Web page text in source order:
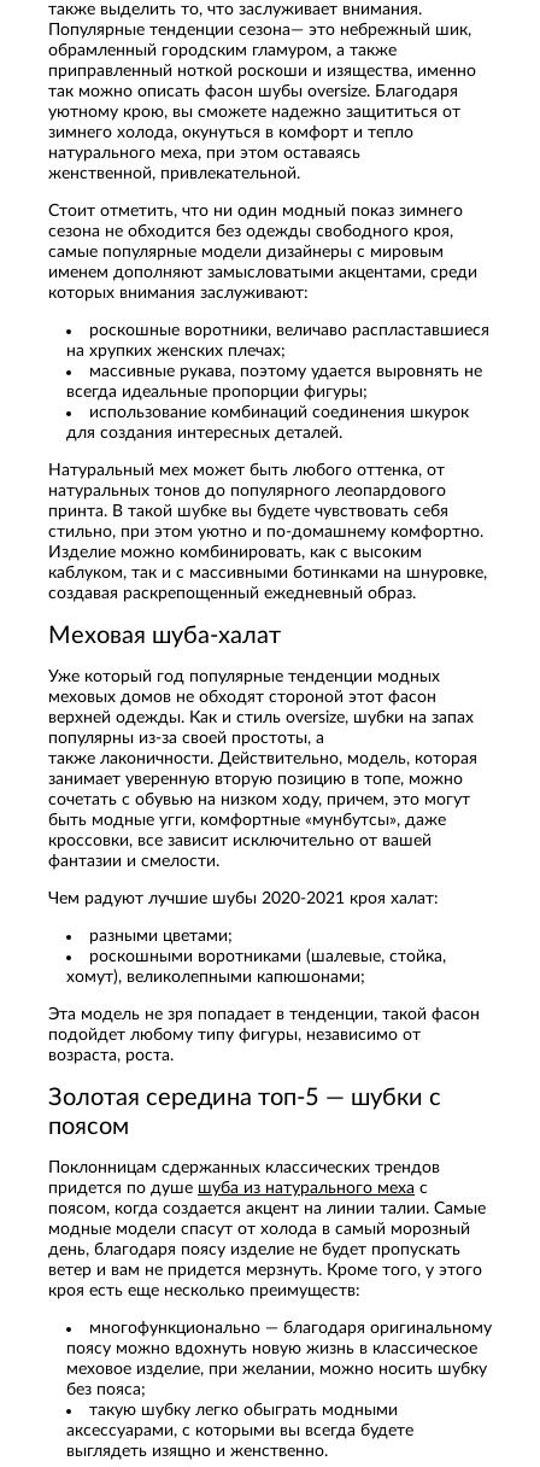
также выделить то, что заслуживает внимания.
Популярные тенденции сезона— это небрежный шик,
обрамленный городским гламуром, а также
приправленный ноткой роскоши и изящества, именно
так можно описать фасон шубы oversize. Благодаря
уютному крою, вы сможете надежно защититься от
зимнего холода, окунуться в комфорт и тепло
натурального меха, при этом оставаясь
женственной, привлекательной.
Стоит отметить, что ни один модный показ зимнего
сезона не обходится без одежды свободного кроя,
самые популярные модели дизайнеры с мировым
именем дополняют замысловатыми акцентами, среди
которых внимания заслуживают:
роскошные воротники, величаво распластавшиеся
на хрупких женских плечах;
массивные рукава, поэтому удается выровнять не
всегда идеальные пропорции фигуры;
использование комбинаций соединения шкурок
для создания интересных деталей.
Натуральный мех может быть любого оттенка, от
натуральных тонов до популярного леопардового
принта. В такой шубке вы будете чувствовать себя
стильно, при этом уютно и по-домашнему комфортно.
Изделие можно комбинировать, как с высоким
каблуком, так и с массивными ботинками на шнуровке,
создавая раскрепощенный ежедневный образ.
Меховая шуба-халат
Уже который год популярные тенденции модных
меховых домов не обходят стороной этот фасон
верхней одежды. Как и стиль oversize, шубки на запах
популярны из-за своей простоты, а
также лаконичности. Действительно, модель, которая
занимает уверенную вторую позицию в топе, можно
сочетать с обувью на низком ходу, причем, это могут
быть модные угги, комфортные «мунбутсы», даже
кроссовки, все зависит исключительно от вашей
фантазии и смелости.
Чем радуют лучшие шубы 2020-2021 кроя халат:
разными цветами;
роскошными воротниками (шалевые, стойка,
хомут), великолепными капюшонами;
Эта модель не зря попадает в тенденции, такой фасон
подойдет любому типу фигуры, независимо от
возраста, роста.
Золотая середина топ-5 — шубки с
поясом
Поклонницам сдержанных классических трендов
придется по душе шуба из натурального меха с
поясом, когда создается акцент на линии талии. Самые
модные модели спасут от холода в самый морозный
день, благодаря поясу изделие не будет пропускать
ветер и вам не придется мерзнуть. Кроме того, у этого
кроя есть еще несколько преимуществ:
многофункционально — благодаря оригинальному
поясу можно вдохнуть новую жизнь в классическое
меховое изделие, при желании, можно носить шубку
без пояса;
такую шубку легко обыграть модными
аксессуарами, с которыми вы всегда будете
выглядеть изящно и женственно.